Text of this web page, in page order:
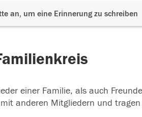
an, um eine Erinnerung zu schreiben
einer Familie, als auch
anderen Mitgliedern und